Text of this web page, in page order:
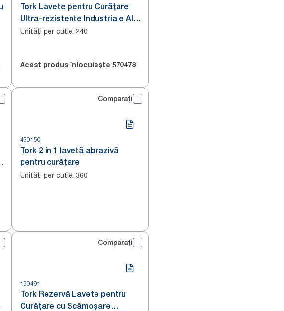
Tork Lavete pentru Curățare
Ultra-rezistente Industriale Alb
W4
Unități per cutie: 240
Acest produs înlocuiește 570478
Comparați
450150
Tork 2 in 1 lavetă abrazivă
pentru curățare
Unități per cutie: 360
Comparați
190491
Tork Rezervă Lavete pentru
Curățare cu Scămoşare